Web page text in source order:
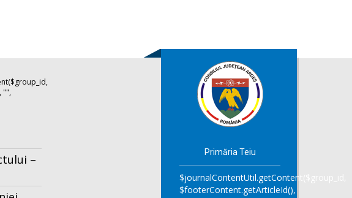
"",
–
Primăria Teiu
$journalContentUtil.getContent($group_id,
$footerContent.getArticleId(),